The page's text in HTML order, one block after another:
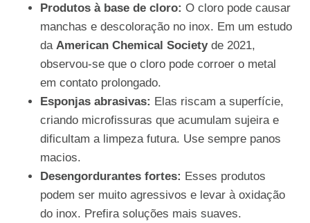
Produtos à base de cloro: O cloro pode causar
manchas e descoloração no inox. Em um estudo
da American Chemical Societyde 2021,
observou-se que o cloro pode corroer o metal
em contato prolongado.
Esponjas abrasivas: Elas riscam a superfície,
criando microfissuras que acumulam sujeira e
dificultam a limpeza futura. Use sempre panos
macios.
Desengordurantes fortes: Esses produtos
podem ser muito agressivos e levar à oxidação
do inox. Prefira soluções mais suaves.